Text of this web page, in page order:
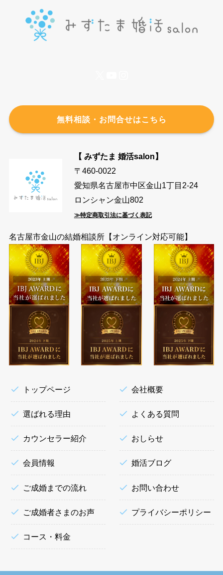
無料相談・お問合せはこちら
【 みずたま 婚活salon】
〒460-0022
愛知県名古屋市中区金山1丁目2-24
ロンシャン金山802
≫特定商取引法に基づく表記
名古屋市金山の結婚相談所【オンライン対応可能】
トップページ
選ばれる理由
カウンセラー紹介
会員情報
ご成婚までの流れ
ご成婚者さまのお声
コース・料金
会社概要
よくある質問
おしらせ
婚活ブログ
お問い合わせ
プライバシーポリシー